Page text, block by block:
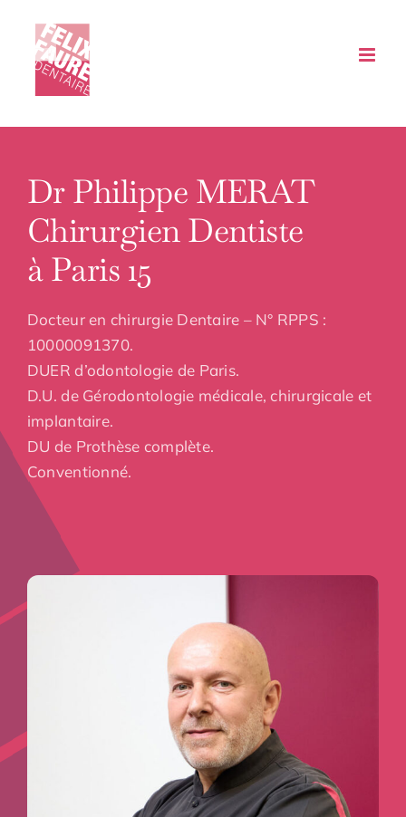
contenu
Dr Philippe MERAT
Chirurgien Dentiste
à Paris 15
Docteur en chirurgie Dentaire – N° RPPS :
10000091370.
DUER d’odontologie de Paris.
D.U. de Gérodontologie médicale, chirurgicale et
implantaire.
DU de Prothèse complète.
Conventionné.